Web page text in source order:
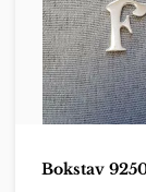
Bokstav